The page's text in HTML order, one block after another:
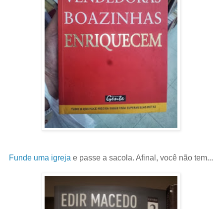
Funde uma igreja e passe a sacola. Afinal, você não tem...